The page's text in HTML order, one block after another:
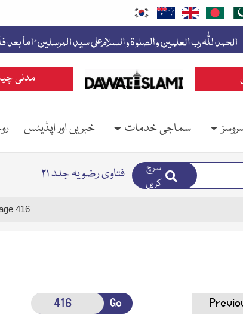
مدنی
سماجی خدمات خبریں اور اپڈیٹس
فتاوی رضویہ جلد ۲۱
سرچ
کریں
416
Go